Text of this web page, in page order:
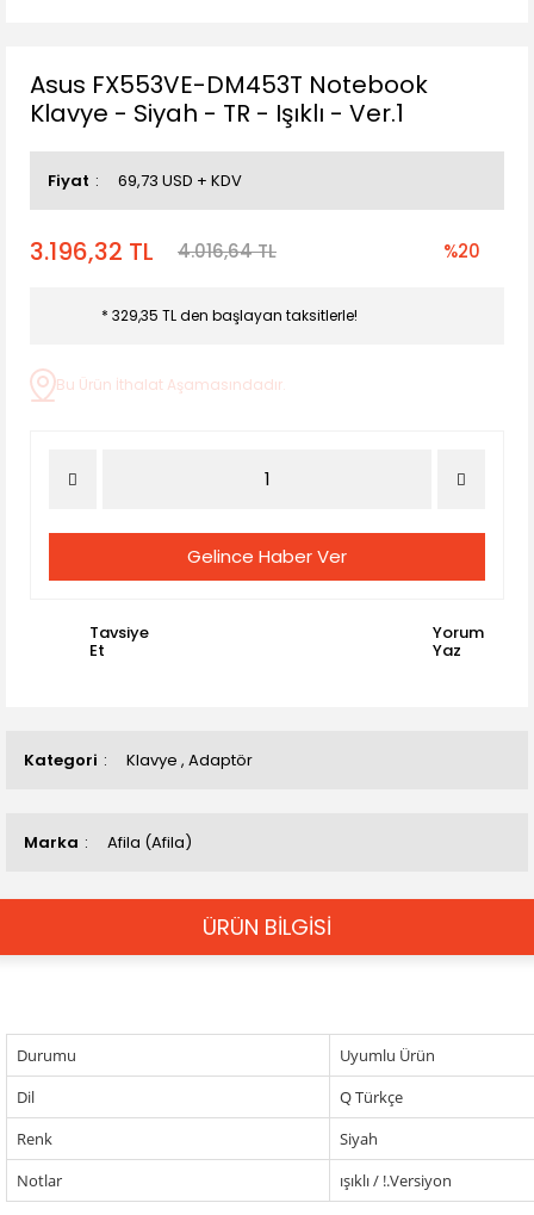
Kategori Klavye , Adaptör
Marka Afila (Afila)
Asus FX553VE-DM453T Notebook
Klavye - Siyah - TR - Işıklı - Ver.1
Fiyat 69,73 USD + KDV
3.196,32 TL 4.016,64 TL %20
* 329,35 TL den başlayan taksitlerle!
Bu Ürün İthalat Aşamasındadır.
Gelince Haber Ver
Tavsiye
Et
Yorum
Yaz
ÜRÜN BİLGİSİ
Durumu
Uyumlu Ürün
Dil
Q Türkçe
Renk
Siyah
Notlar
ışıklı / !.Versiyon